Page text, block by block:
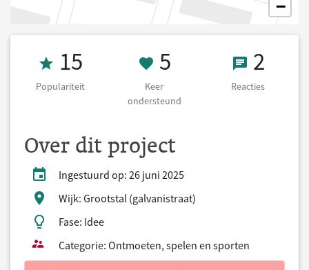
−
Populariteit 15
15
Populariteit
5 Keer
5
Keer
ondersteund
2 2
Reacties
Over dit project
Ingestuurd op: 26 juni 2025
Wijk: Grootstal (galvanistraat)
Fase: Idee
Categorie: Ontmoeten, spelen en sporten